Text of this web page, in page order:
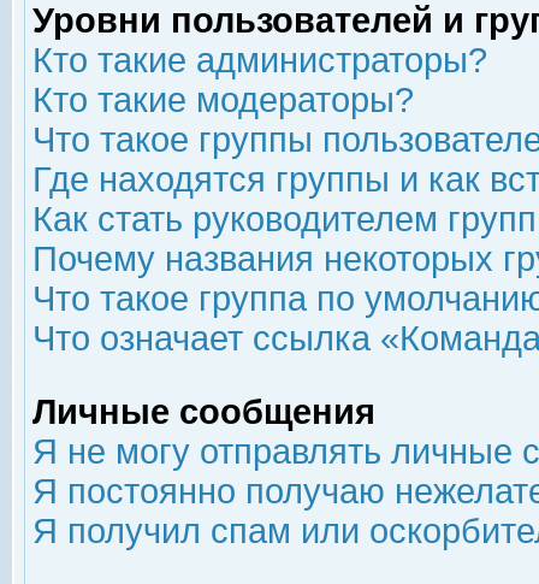
Уровни пользователей и
Кто такие администраторы?
Кто такие модераторы?
Что такое группы
Где находятся группы и как
Как стать руководителем
Почему названия некоторых
Что такое группа по
Что означает ссылка
Личные сообщения
Я не могу отправлять личные
Я постоянно получаю
Я получил спам или